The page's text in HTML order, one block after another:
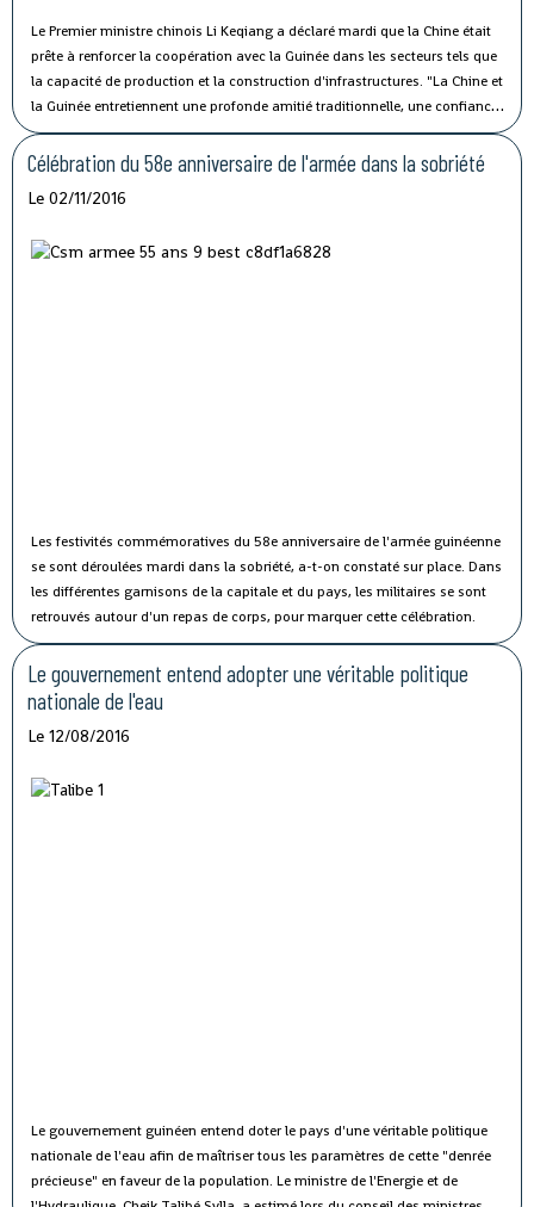
Le Premier ministre chinois Li Keqiang a déclaré mardi que la Chine était
prête à renforcer la coopération avec la Guinée dans les secteurs tels que
la capacité de production et la construction d'infrastructures. "La Chine et
la Guinée entretiennent une profonde amitié traditionnelle, une confiance
politique solide et une coopération fructueuse", a affirmé M. Li lors de sa
rencontre avec le président guinéen Alpha Condé à Beijing.
Célébration du 58e anniversaire de l'armée dans la sobriété
Le 02/11/2016
Les festivités commémoratives du 58e anniversaire de l'armée guinéenne
se sont déroulées mardi dans la sobriété, a-t-on constaté sur place. Dans
les différentes garnisons de la capitale et du pays, les militaires se sont
retrouvés autour d'un repas de corps, pour marquer cette célébration.
Le gouvernement entend adopter une véritable politique
nationale de l'eau
Le 12/08/2016
Le gouvernement guinéen entend doter le pays d'une véritable politique
nationale de l'eau afin de maîtriser tous les paramètres de cette "denrée
précieuse" en faveur de la population. Le ministre de l'Energie et de